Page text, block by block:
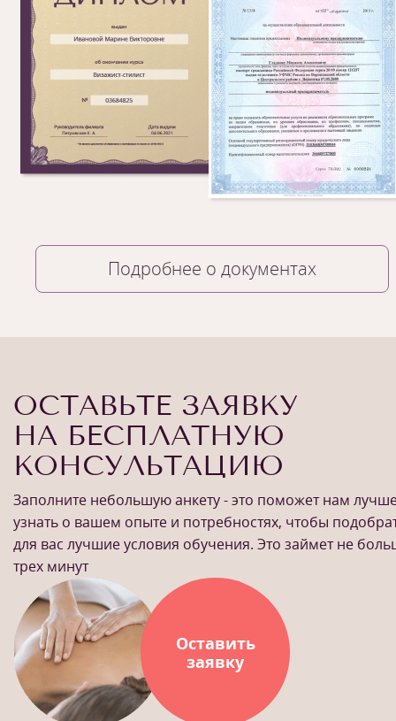
Подробнее о документах
ОСТАВЬТЕ ЗАЯВКУ
НА БЕСПЛАТНУЮ
КОНСУЛЬТАЦИЮ
Заполните небольшую анкету - это поможет нам
узнать о вашем опыте и потребностях, чтобы
для вас лучшие условия обучения. Это займет не
трех минут
Оставить
заявку